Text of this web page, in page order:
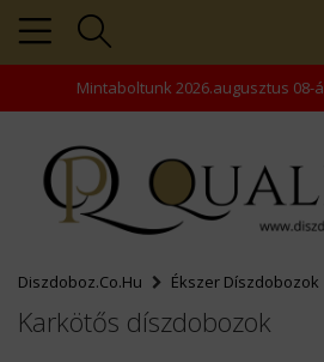
Mintaboltunk 2026.augusztus 08-
+36203343866
+36203458445
+36202463938
rendeles@comptech-
Diszdoboz.co.hu Ékszer Díszdobozok
Karkötős díszdobozok